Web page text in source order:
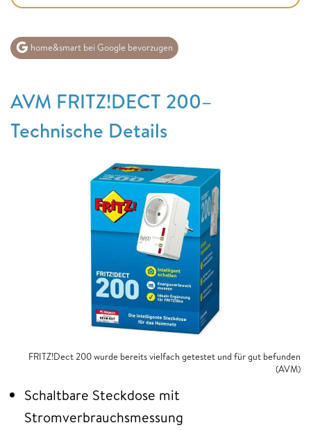
home&smart bei Google bevorzugen
AVM FRITZ!DECT 200–
Technische Details
FRITZ!Dect 200 wurde bereits vielfach getestet und für gut befunden
(AVM)
Schaltbare Steckdose mit
Stromverbrauchsmessung